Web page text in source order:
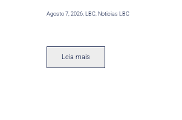
Agosto 7, 2026,LBC,Noticias LBC
Leia mais